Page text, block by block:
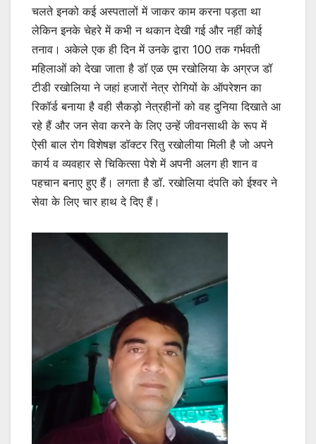
चलते इनको कई अस्पतालों में जाकर काम करना पड़ता था
लेकिन इनके चेहरे में कभी न थकान देखी गई और नहीं कोई
तनाव। अकेले एक ही दिन में उनके द्वारा 100 तक गर्भवती
महिलाओं को देखा जाता है डॉ एळ एम रखोलिया के अग्रज डॉ
टीडी रखोलिया ने जहां हजारों नेत्र रोगियों के ऑपरेशन का
रिकॉर्ड बनाया है वही सैकड़ो नेत्रहीनों को वह दुनिया दिखाते आ
रहे हैं और जन सेवा करने के लिए उन्हें जीवनसाथी के रूप में
ऐसी बाल रोग विशेषज्ञ डॉक्टर रितु रखोलीया मिली है जो अपने
कार्य व व्यवहार से चिकित्सा पेशे में अपनी अलग ही शान व
पहचान बनाए हुए हैं। लगता है डॉ. रखोलिया दंपति को ईश्वर ने
सेवा के लिए चार हाथ दे दिए हैं।